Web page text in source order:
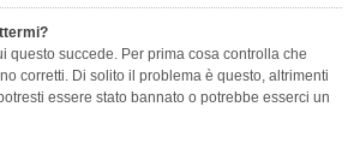
questo succede. Per prima cosa controlla che
corretti. Di solito il problema è questo, altrimenti
essere stato bannato o potrebbe esserci un